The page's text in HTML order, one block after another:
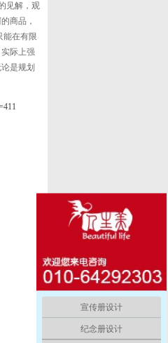
见解，观
商品，
能在有限
际上强
是规划
宣传册设计
纪念册设计